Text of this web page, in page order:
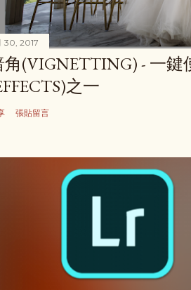
30, 2017
角(VIGNETTING) - 一
之一
張貼留言